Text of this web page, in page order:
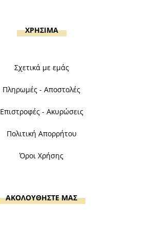
ΧΡΗΣΙΜΑ
Σχετικά με εμάς
Πληρωμές - Αποστολές
Επιστροφές - Ακυρώσεις
Πολιτική Απορρήτου
Όροι Χρήσης
ΑΚΟΛΟΥΘΗΣΤΕ ΜΑΣ